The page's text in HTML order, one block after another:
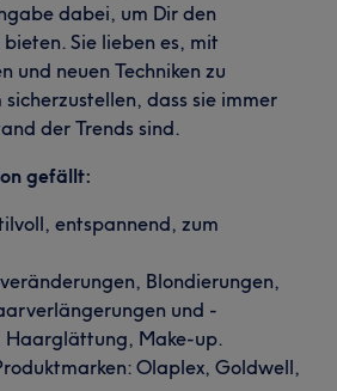
dabei, um Dir den
Sie lieben es, mit
und neuen Techniken zu
dass sie immer
der Trends sind.
gefällt:
entspannend, zum
Blondierungen,
und -
Haarglättung, Make-up.
Olaplex, Goldwell,